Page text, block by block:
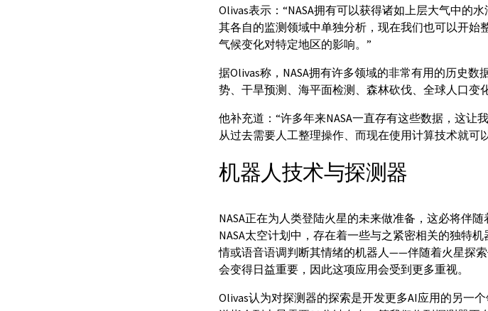
Olivas表示：“NASA拥有可以获得诸如上层大气中的
其各自的监测领域中单独分析，现在我们也可以开
气候变化对特定地区的影响。”
据Olivas称，NASA拥有许多领域的非常有用的历史
势、干旱预测、海平面检测、森林砍伐、全球人口变
他补充道：“许多年来NASA一直存有这些数据，这让
从过去需要人工整理操作、而现在使用计算技术就可
机器人技术与探测器
NASA正在为人类登陆火星的未来做准备，这必将伴
NASA太空计划中，存在着一些与之紧密相关的独特
情或语音语调判断其情绪的机器人——伴随着火星探
会变得日益重要，因此这项应用会受到更多重视。
Olivas认为对探测器的探索是开发更多AI应用的另一